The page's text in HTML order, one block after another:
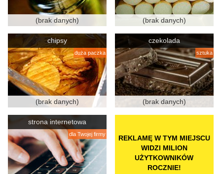
(brak danych) (brak danych)
chipsy
duża paczka
(brak danych)
czekolada
sztuka
(brak danych)
strona internetowa
dla Twojej firmy
REKLAMĘ W TYM MIEJSCU
WIDZI MILION
UŻYTKOWNIKÓW
ROCZNIE!